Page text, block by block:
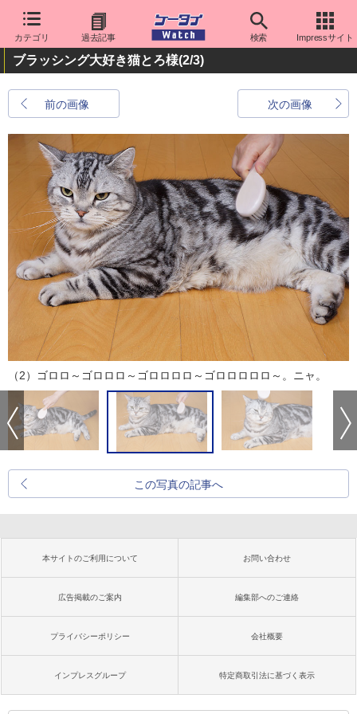
カテゴリ 過去記事 検索 Impressサイト
ブラッシング大好き猫とろ様(2/3)
前の画像 次の画像
（2）ゴロロ～ゴロロロ～ゴロロロロ～ゴロロロロロ～。ニャ。
この写真の記事へ
本サイトのご利用について お問い合わせ
広告掲載のご案内 編集部へのご連絡
プライバシーポリシー 会社概要
インプレスグループ 特定商取引法に基づく表示